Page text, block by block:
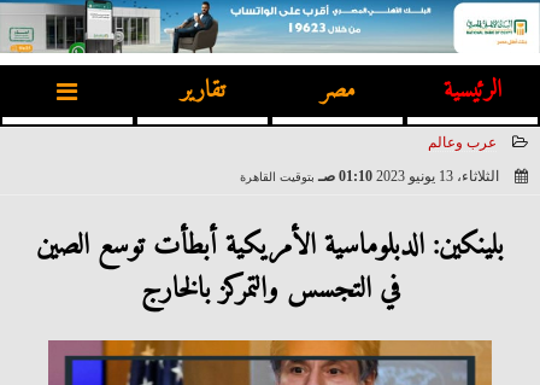
الرئيسية مصر تقارير
عرب وعالم
الثلاثاء، 13 يونيو 2023
01:10 صـ بتوقيت القاهرة
بلينكين: الدبلوماسية الأمريكية أبطأت توسع الصين
في التجسس والتمركز بالخارج